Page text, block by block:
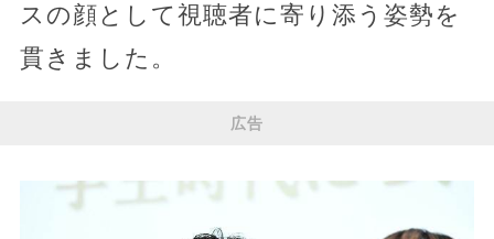
スの顔として視聴者に寄り添う姿勢を
貫きました。
広告